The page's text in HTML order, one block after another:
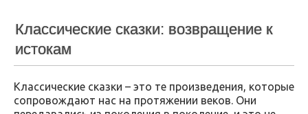
Классические сказки: возвращение к
истокам
Классические сказки – это те произведения, которые
сопровождают нас на протяжении веков. Они